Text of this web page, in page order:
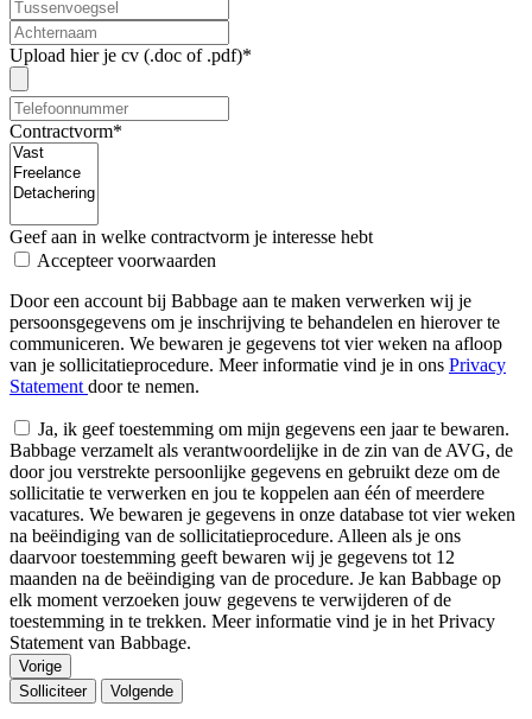
Upload hier je cv (.doc of .pdf)*
Contractvorm*
Geef aan in welke contractvorm je interesse hebt
Accepteer voorwaarden
Door een account bij Babbage aan te maken verwerken wij je
persoonsgegevens om je inschrijving te behandelen en hierover te
communiceren. We bewaren je gegevens tot vier weken na afloop
van je sollicitatieprocedure. Meer informatie vind je in ons Privacy
Statement door te nemen.
Ja, ik geef toestemming om mijn gegevens een jaar te bewaren.
Babbage verzamelt als verantwoordelijke in de zin van de AVG, de
door jou verstrekte persoonlijke gegevens en gebruikt deze om de
sollicitatie te verwerken en jou te koppelen aan één of meerdere
vacatures. We bewaren je gegevens in onze database tot vier weken
na beëindiging van de sollicitatieprocedure. Alleen als je ons
daarvoor toestemming geeft bewaren wij je gegevens tot 12
maanden na de beëindiging van de procedure. Je kan Babbage op
elk moment verzoeken jouw gegevens te verwijderen of de
toestemming in te trekken. Meer informatie vind je in het Privacy
Statement van Babbage.
Vorige
Solliciteer
Volgende